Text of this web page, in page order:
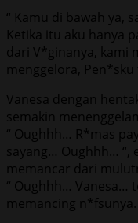
“ Kamu di bawah ya,
Ketika itu aku hanya
dari V*ginanya, kami
menggelora,
Vanesa dengan
semakin
“ Oughhh… R*mas
sayang… Oughhh… “,
memancar dari
“ Oughhh… Vanesa…
memancing n*fsunya.